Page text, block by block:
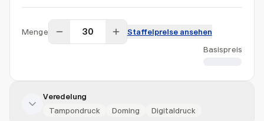
Menge
Staffelpreise ansehen
Basispreis
Veredelung
Tampondruck
Doming Digitaldruck